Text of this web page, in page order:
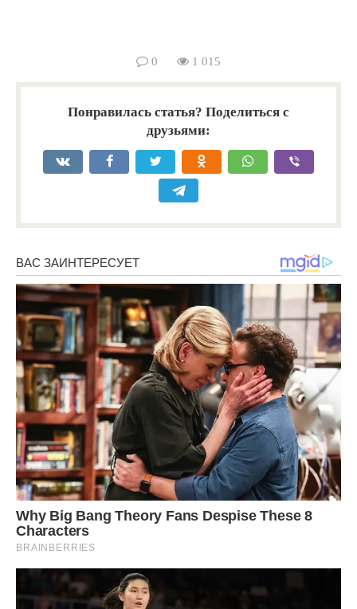
0 1 015
Понравилась статья? Поделиться с
друзьями: